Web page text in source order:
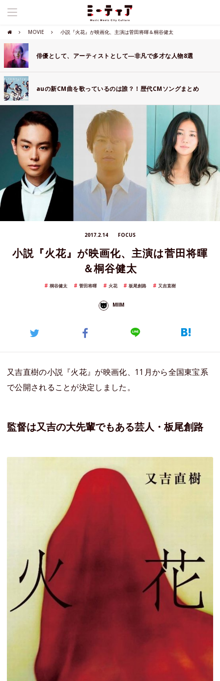
MOVIE 小説『火花』が映画化、主演は菅田将暉＆桐谷健太
俳優として、アーティストとして―非凡で多才な人物8選
auの新CM曲を歌っているのは誰？！歴代CMソングまとめ
2017.2.14 FOCUS
小説『火花』が映画化、主演は菅田将暉
＆桐谷健太
桐谷健太 菅田将暉 火花 板尾創路 又吉直樹
MIIM
又吉直樹の小説『火花』が映画化、11月から全国東宝系
で公開されることが決定しました。
監督は又吉の大先輩でもある芸人・板尾創路